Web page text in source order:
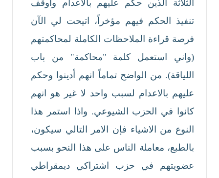
الثلاثة الذين حكم عليهم بالاعدام وأوقف
تنفيذ الحكم فيهم مؤخراً، اتيحت لي الآن
فرصة قراءة الملاحظات الكاملة لمحاكمتهم
(واني استعمل كلمة "محاكمة" من باب
اللياقة). من الواضح تماماً انهم أدينوا وحكم
عليهم بالاعدام لسبب واحد لا غير هو انهم
كانوا في الحزب الشيوعي. واذا استمر هذا
النوع من الاشياء فإن الامر التالي سيكون،
بالطبع، معاملة الناس على هذا النحو بسبب
عضويتهم في حزب اشتراكي ديمقراطي